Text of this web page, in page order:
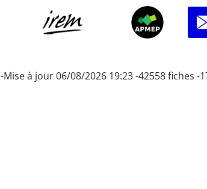
-Mise à jour 06/08/2026 19:23 -42558 fiches -